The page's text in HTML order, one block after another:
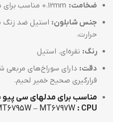
ضخامت:
جنس شابلون: استیل ضد زنگ
حرارت.
رنگ: نقره‌ای. استیل
دقت: دارای سوراخ‌های مربعی
قرارگیری صحیح خمیر لحیم.
مناسب برای مدلهای سی پیو
– MT6797W : CPU